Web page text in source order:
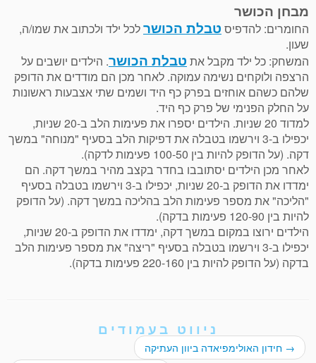
מבחן הכושר
החומרים: להדפיס טבלת הכושרלכל ילד ולכתוב את שמו/ה,
שעון.
המשחק: כל ילד מקבל את טבלת הכושר. הילדים יושבים על
הרצפה ולוקחים נשימה עמוקה. לאחר מכן הם מודדים את הדופק
שלהם כשהם אוחזים בפרק כף היד ושמים שתי אצבעות ראשונות
על החלק הפנימי של פרק כף היד.
למדוד 20 שניות. הילדים יספרו את פעימות הלב ב-20 שניות,
יכפילו ב-3 וירשמו בטבלה את דפיקות הלב בסעיף "מנוחה" במשך
דקה. (על הדופק להיות בין 100-50 פעימות לדקה).
לאחר מכן הילדים יסתובבו בחדר בקצב מהיר במשך דקה. הם
ימדדו את הדופק ב-20 שניות, יכפילו ב-3 וירשמו בטבלה בסעיף
"הליכה" את מספר פעימות הלב בהליכה במשך דקה. (על הדופק
להיות בין 120-90 פעימות בדקה).
הילדים ירוצו במקום במשך דקה, ימדדו את הדופק ב-20 שניות,
יכפילו ב-3 וירשמו בטבלה בסעיף "ריצה" את מספר פעימות הלב
בדקה (על הדופק להיות בין 220-160 פעימות בדקה).
ניווט בעמודים
→ חידון האולימפיאדה ביוון העתיקה